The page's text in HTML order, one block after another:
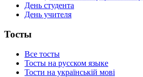
День студента
День учителя
Тосты
Все тосты
Тосты на русском языке
Тости на українській мові